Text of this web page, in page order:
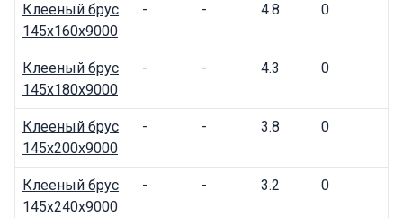
Клееный брус
145x160x9000
- - 4.8 0
Клееный брус
145x180x9000
- - 4.3 0
Клееный брус
145x200x9000
- - 3.8 0
Клееный брус
145x240x9000
- - 3.2 0